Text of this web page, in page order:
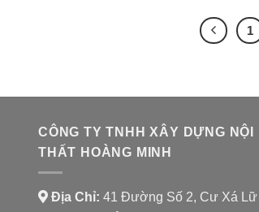
1
CÔNG TY TNHH XÂY DỰNG NỘI
THẤT HOÀNG MINH
Địa Chỉ: 41 Đường Số 2, Cư Xá Lữ